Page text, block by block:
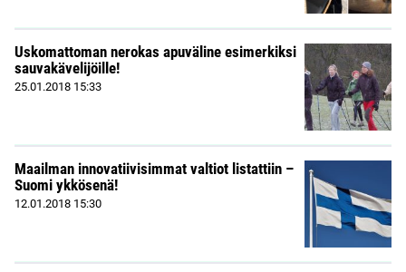
Uskomattoman nerokas apuväline esimerkiksi
sauvakävelijöille!
25.01.2018 15:33
Maailman innovatiivisimmat valtiot listattiin –
Suomi ykkösenä!
12.01.2018 15:30